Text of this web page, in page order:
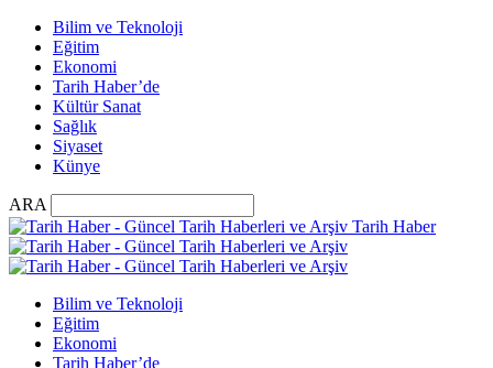
Bilim ve Teknoloji
Eğitim
Ekonomi
Tarih Haber’de
Kültür Sanat
Sağlık
Siyaset
Künye
ARA
Tarih Haber
Bilim ve Teknoloji
Eğitim
Ekonomi
Tarih Haber’de